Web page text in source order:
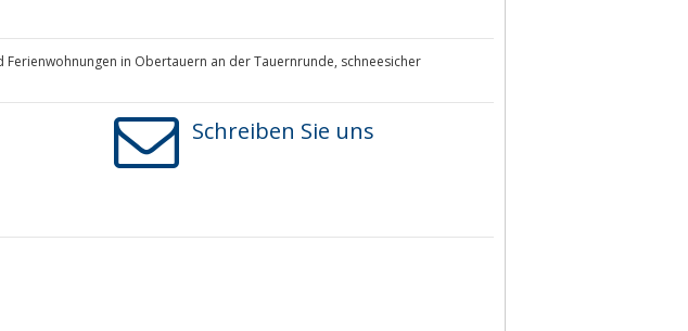
Ferienwohnungen in Obertauern an der Tauernrunde, schneesicher
Schreiben Sie uns